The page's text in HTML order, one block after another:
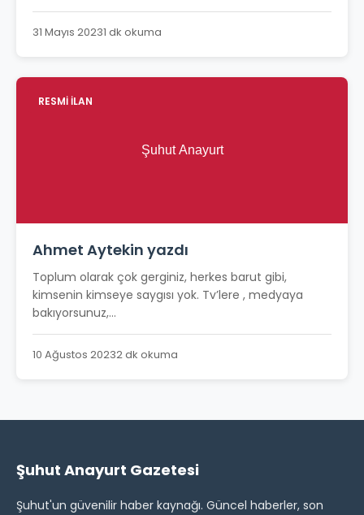
31 Mayıs 20231 dk okuma
RESMİ İLAN
Ahmet Aytekin yazdı
Toplum olarak çok gerginiz, herkes barut gibi,
kimsenin kimseye saygısı yok. Tv’lere , medyaya
bakıyorsunuz,...
10 Ağustos 20232 dk okuma
Şuhut Anayurt Gazetesi
Şuhut'un güvenilir haber kaynağı. Güncel haberler, son